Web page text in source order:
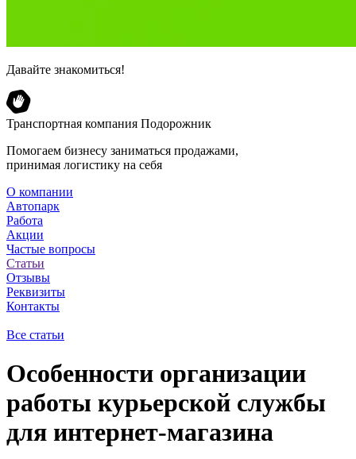
Давайте знакомиться!
Транспортная компания Подорожник
Помогаем бизнесу заниматься продажами,
принимая логистику на себя
О компании
Автопарк
Работа
Акции
Частые вопросы
Статьи
Отзывы
Реквизиты
Контакты
Все статьи
Особенности организации
работы курьерской службы
для интернет-магазина